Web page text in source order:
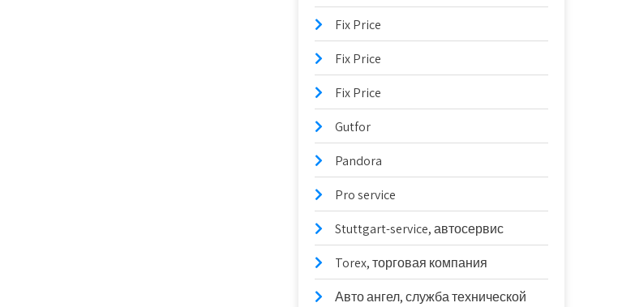
Fix Price
Fix Price
Fix Price
Gutfor
Pandora
Pro service
Stuttgart-service, автосервис
Torex, торговая компания
Авто ангел, служба технической